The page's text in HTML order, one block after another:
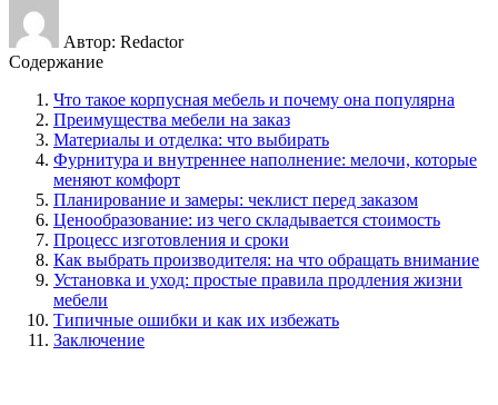
Автор: Redactor
Содержание
Что такое корпусная мебель и почему она популярна
Преимущества мебели на заказ
Материалы и отделка: что выбирать
Фурнитура и внутреннее наполнение: мелочи, которые
меняют комфорт
Планирование и замеры: чеклист перед заказом
Ценообразование: из чего складывается стоимость
Процесс изготовления и сроки
Как выбрать производителя: на что обращать внимание
Установка и уход: простые правила продления жизни
мебели
Типичные ошибки и как их избежать
Заключение